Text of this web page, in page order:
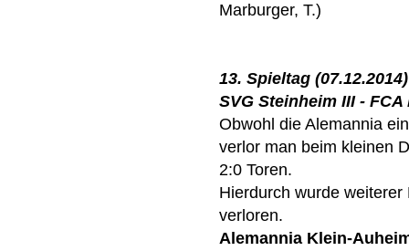
Marburger, T.)
13. Spieltag (07.12.2014)
SVG Steinheim III - FCA
Obwohl die Alemannia
verlor man beim kleinen
2:0 Toren.
Hierdurch wurde
verloren.
Alemannia Klein-